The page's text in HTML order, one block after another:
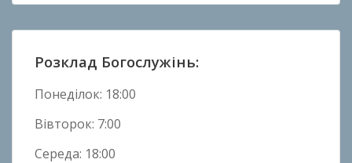
в
н
и
Розклад Богослужінь:
Понеділок: 18:00
Вівторок: 7:00
Середа: 18:00